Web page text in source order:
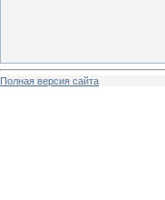
Полная версия сайта